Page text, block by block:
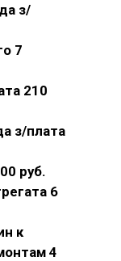
з/
7
210
з/плата
руб.
6
к
4